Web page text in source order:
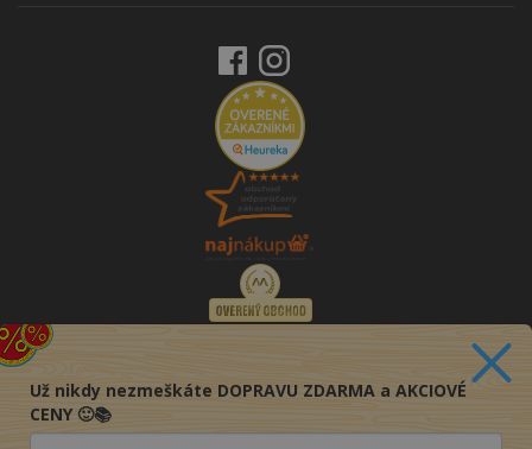
Už nikdy nezmeškáte DOPRAVU ZDARMA a AKCIOVÉ
CENY 🙂📚